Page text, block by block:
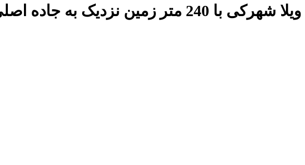
ویلا شهرکی با 240 متر زمین نزدیک به جاده اصلی در منطقه بی نظیر